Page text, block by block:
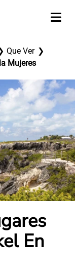
Que Ver
Mujeres
En